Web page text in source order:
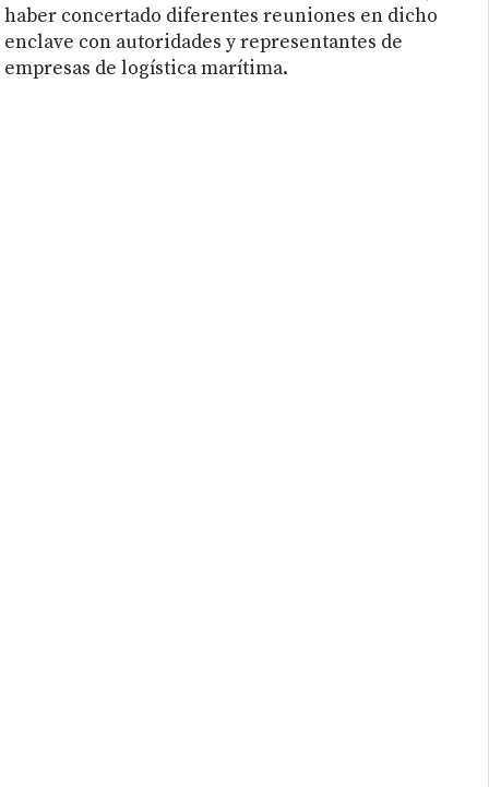
haber concertado diferentes reuniones en dicho
enclave con autoridades y representantes de
empresas de logística marítima.